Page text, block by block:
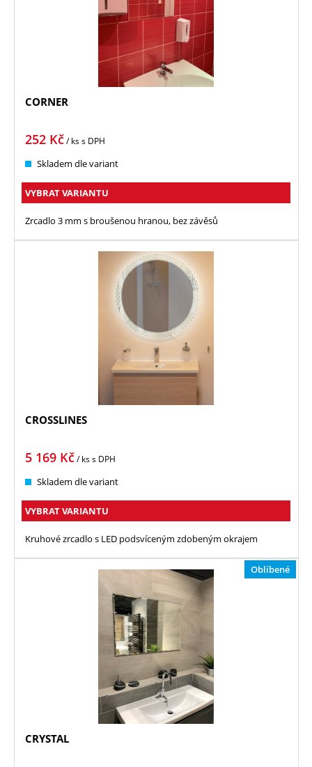
CORNER
252 Kč/ kss DPH
Skladem dle variant
VYBRAT VARIANTU
Zrcadlo 3 mm s broušenou hranou, bez závěsů
CROSSLINES
5 169 Kč/ kss DPH
Skladem dle variant
VYBRAT VARIANTU
Kruhové zrcadlo s LED podsvíceným zdobeným okrajem
Oblíbené
CRYSTAL